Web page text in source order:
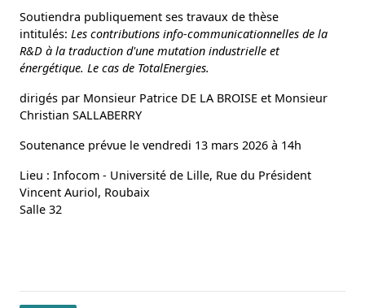
Soutiendra publiquement ses travaux de thèse
intitulés: Les contributions info-communicationnelles de la
R&D à la traduction d'une mutation industrielle et
énergétique. Le cas de TotalEnergies.
dirigés par Monsieur Patrice DE LA BROISE et Monsieur
Christian SALLABERRY
Soutenance prévue le vendredi 13 mars 2026 à 14h
Lieu : Infocom - Université de Lille, Rue du Président
Vincent Auriol, Roubaix
Salle 32